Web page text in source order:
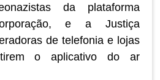
da plataforma
e a Justiça
de telefonia e lojas
o aplicativo do ar